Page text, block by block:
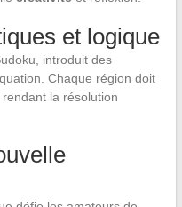
et logique
introduit des
Chaque région doit
la résolution